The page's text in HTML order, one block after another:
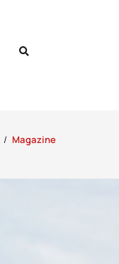
/ Magazine